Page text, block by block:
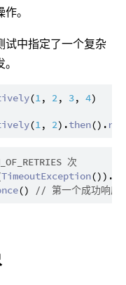
。
试中指定了一个复杂
(1 , 2 , 3, 4
(1 , 2).then().
次
TimeoutException()).
() // 第一个成功响应